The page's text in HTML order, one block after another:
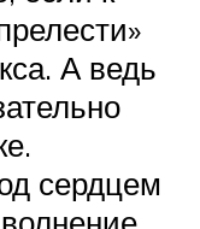
А ведь
сердцем